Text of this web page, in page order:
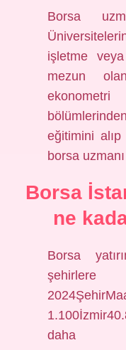
Borsa
işletme
mezun
eğitimini alıp
borsa
Borsa
ne
Borsa
daha